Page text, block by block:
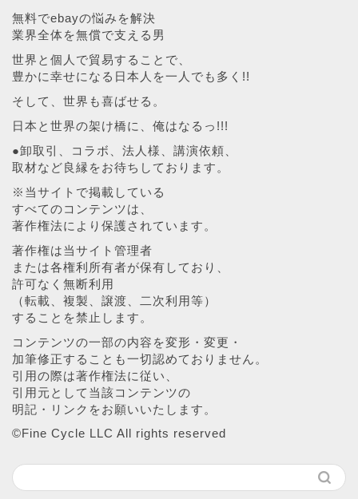
無料でebayの悩みを解決
業界全体を無償で支える男
世界と個人で貿易することで、
豊かに幸せになる日本人を一人でも多く!!
そして、世界も喜ばせる。
日本と世界の架け橋に、俺はなるっ!!!
●卸取引、コラボ、法人様、講演依頼、
取材など良縁をお待ちしております。
※当サイトで掲載している
すべてのコンテンツは、
著作権法により保護されています。
著作権は当サイト管理者
または各権利所有者が保有しており、
許可なく無断利用
（転載、複製、譲渡、二次利用等）
することを禁止します。
コンテンツの一部の内容を変形・変更・
加筆修正することも一切認めておりません。
引用の際は著作権法に従い、
引用元として当該コンテンツの
明記・リンクをお願いいたします。
©︎Fine Cycle LLC All rights reserved